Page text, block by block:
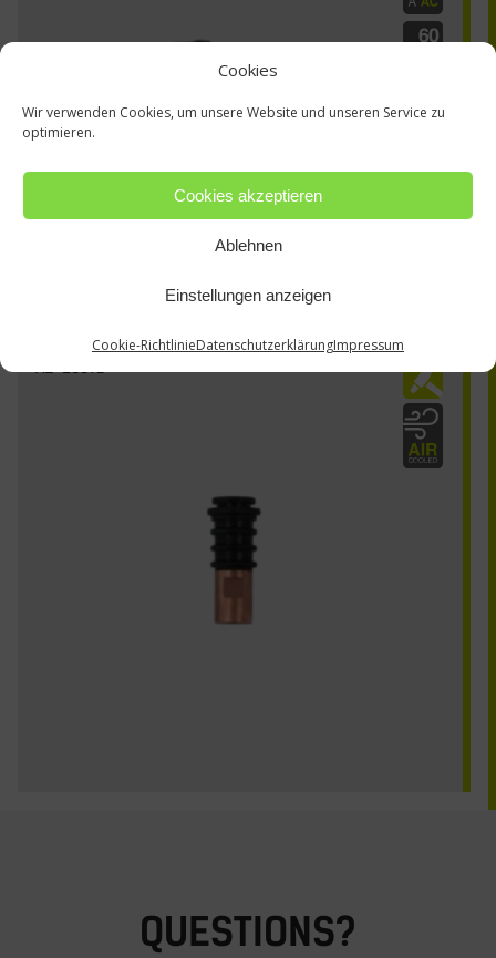
Cookies
Wir verwenden Cookies, um unsere Website und unseren Service zu
optimieren.
Cookies akzeptieren
Ablehnen
Einstellungen anzeigen
Cookie-RichtlinieDatenschutzerklärungImpressum
AE-200TB
QUESTIONS?